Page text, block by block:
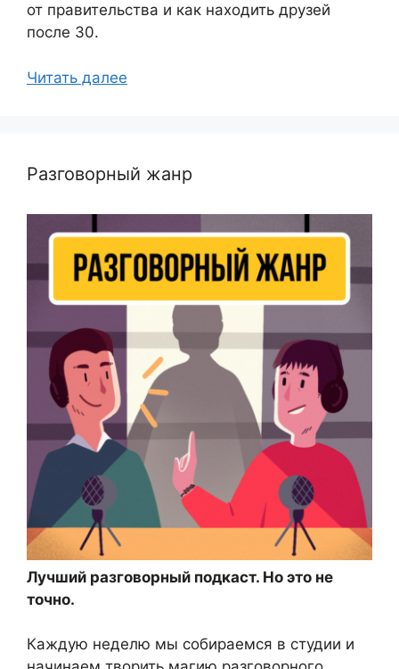
от правительства и как находить друзей
после 30.
Читать далее
Разговорный жанр
Лучший разговорный подкаст. Но это не
точно.
Каждую неделю мы собираемся в студии и